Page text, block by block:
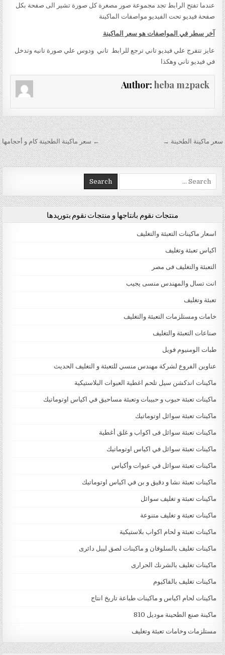
عندما تفتح الرابط تجد مجموعة صور مصغرة كل صورة تشير الى صفحة بكل
صفحة فيديو تحت الفيديو مواصفات الماكينة
آخر سطر في المواصفات هو سعر الماكينة
عايز تتفرج علي فيديو تاني ترجع للرابط تاني ودوس علي صورة تانيه وتدخل
في فيديو تاني وهكذا
Author: heba m2pack
تصفّح المقالات ← سعر ماكينة الطحينة كام و أحجامها سعر ماكينة الطحينة →
Search for:
منتجات نقوم بانتاجها و منتجات نقوم بتوريدها
اسعار ماكينات التعبئة والتغليف
اكياس تعبئة وتغليف
التعبئة والتغليف فى مصر
انت تسال والمهندس منسى يجيب
تعبئة وتغليف
خامات ومستلزمات التعبئة والتغليف
صناعات التعبئة والتغليف
طبات الومنيوم فويل
عناوين الفروع لشركة مهندس منسي للتعبئة و التغليف الحديث
ماكينات اندكشن سيل تلحم اغطية العبوات البلاستيكية
ماكينات تعبئة حبوب و حبيبات وتعبئة مساحيق في اكياس اوتوماتيك
ماكينات تعبئة سوائل اوتوماتيك
ماكينات تعبئة سوائل فى اكواب و غلق أغطية
ماكينات تعبئة سوائل في اكياس اوتوماتيك
ماكينات تعبئة سوائل في عبوات وأكياس
ماكينات تعبئة نشا و دقيق و بن في اكياس اوتوماتيك
ماكينات تعبئة و تغليف سوائل
ماكينات تعبئة و تغليف متنوعة
ماكينات تعبئة و لحام اكواب بلاستيكية
ماكينات تغليف بالسلوفان و ماكينات لصق ليبل دائرى
ماكينات تغليف بالشرنك الحرارى
ماكينات تغليف بالفاكيوم
ماكينات لحام اكياس و ماكينات طباعة تاريخ انتاج
ماكينة صنع الطحينة موديل 810
مستلزمات وخامات تعبئة وتغليف